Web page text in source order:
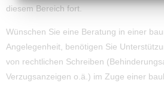
diesem Bereich fort.
Wünschen Sie eine Beratung in einer
Angelegenheit, benötigen Sie
von rechtlichen Schreiben
Verzugsanzeigen o.ä.) im Zuge einer